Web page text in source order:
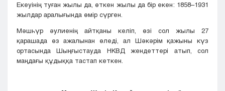
Екеуінің туған жылы да, өткен жылы да бір екен: 1858–1931
жылдар аралығында өмір сүрген.
Мәшһүр әулиенің айтқаны келіп, өзі сол жылы 27
қарашада өз ажалынан өледі, ал Шәкәрім қажыны күз
ортасында Шыңғыстауда НКВД жендеттері атып, сол
маңдағы құдыққа тастап кеткен.